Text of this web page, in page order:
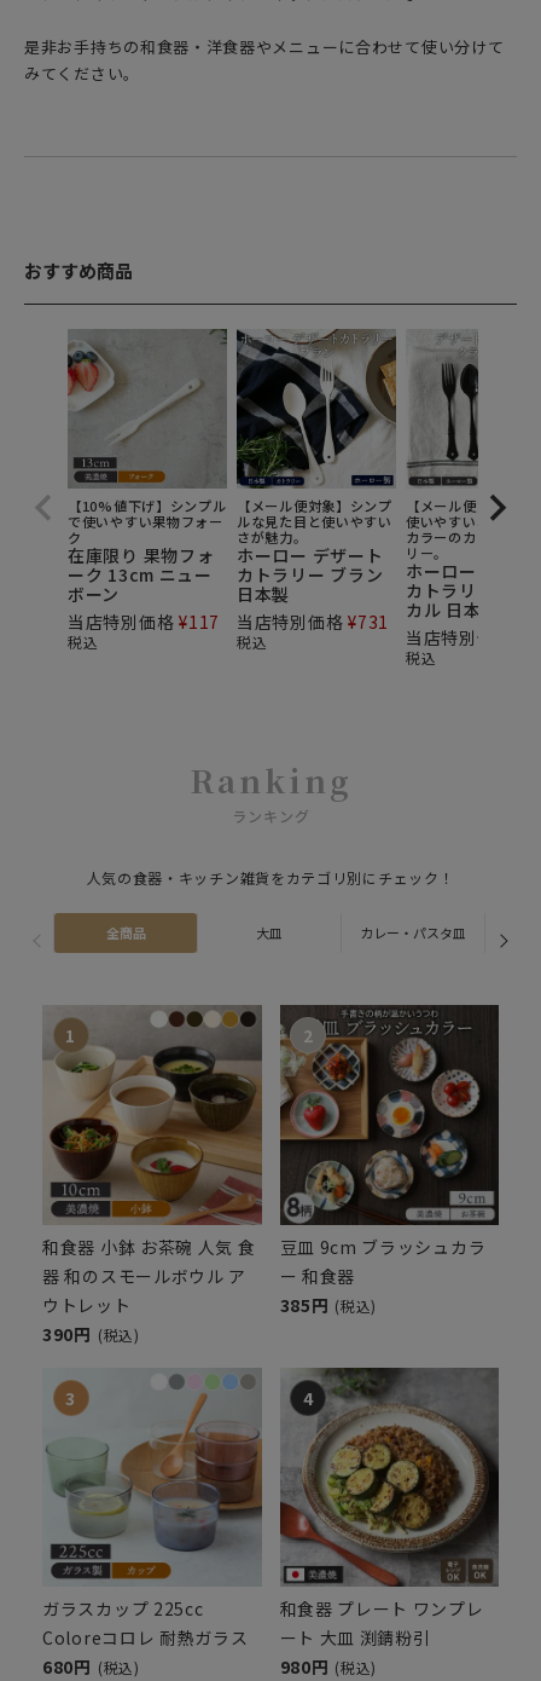
是非お手持ちの和食器・洋食器やメニューに合わせて使い分けて
みてください。
おすすめ商品
【10%値下げ】シンプル
で使いやすい果物フォー
ク
在庫限り 果物フォ
ーク 13cm ニュー
ボーン
当店特別価格 ¥117
税込
【メール便対象】シンプ
ルな見た目と使いやすい
さが魅力。
ホーロー デザート
カトラリー ブラン
日本製
当店特別価格 ¥731
税込
【メール便対象】丈
使いやすい、モノト
カラーのカフェ風カ
リー。
ホーロー デザー
カトラリー クラ
カル 日本製
当店特別価格
税込
Ranking
ランキング
人気の食器・キッチン雑貨をカテゴリ別にチェック！
全商品 大皿 カレー・パスタ皿
和食器 小鉢 お茶碗 人気 食
器 和のスモールボウル ア
ウトレット
390円 (税込)
豆皿 9cm ブラッシュカラ
ー 和食器
385円 (税込)
ガラスカップ 225cc
Coloreコロレ 耐熱ガラス
680円 (税込)
和食器 プレート ワンプレ
ート 大皿 渕錆粉引
980円 (税込)